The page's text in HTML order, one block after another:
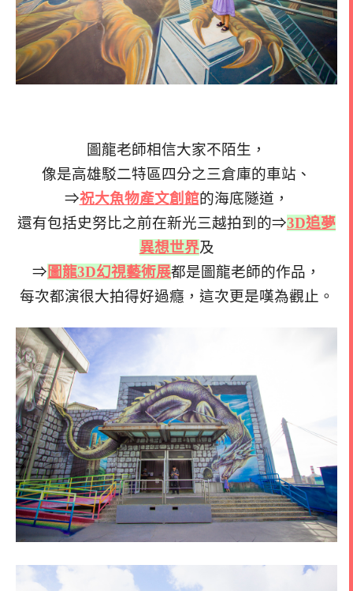
圖龍老師相信大家不陌生，
像是高雄駁二特區四分之三倉庫的車站、
⇒祝大魚物產文創館的海底隧道，
還有包括史努比之前在新光三越拍到的⇒3D追夢
異想世界及
⇒圖龍3D幻視藝術展都是圖龍老師的作品，
每次都演很大拍得好過癮，這次更是嘆為觀止。